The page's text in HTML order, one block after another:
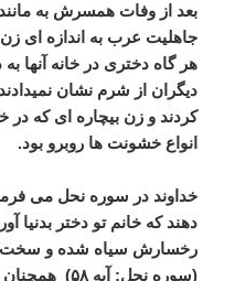
بعد از وفات همسرش به مانند
جاهلیت عرب به اندازه ای زن
هر گاه دختری در خانه آنها به
دیگران از شرم نشان
کردند و زن بیچاره ای که در
انواع خشونت ها روبرو بود.
خداوند در سوره نحل می
دهند که خانم تو دختر بدنیا
رخسارش سیاه شده و سخت
(سوره نحل: آیه ۵۸)همچنان